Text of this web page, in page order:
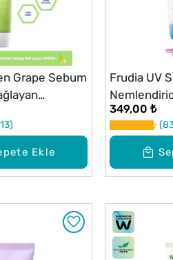
Ekle
Grape Sebum
Güneş
PA++++
Frudia UV
Kremi
50g
349,00 ₺